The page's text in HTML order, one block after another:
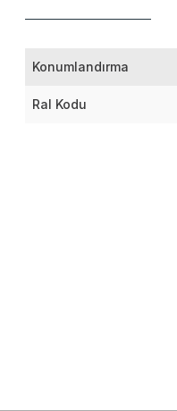
Konumlandırma
Ral Kodu